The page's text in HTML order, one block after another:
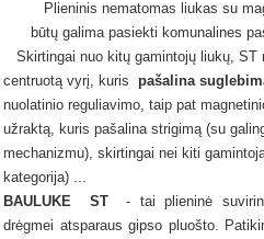
Plieninis nematomas liukas su
būtų galima pasiekti komunalines
Skirtingai nuo kitų gamintojų liukų, ST
centruotą vyrį, kuris pašalina
nuolatinio reguliavimo, taip pat
užraktą, kuris pašalina strigimą (su
mechanizmu), skirtingai nei kiti
kategorija) ...
BAULUKE
ST- tai plieninė
drėgmei atsparaus gipso pluošto.